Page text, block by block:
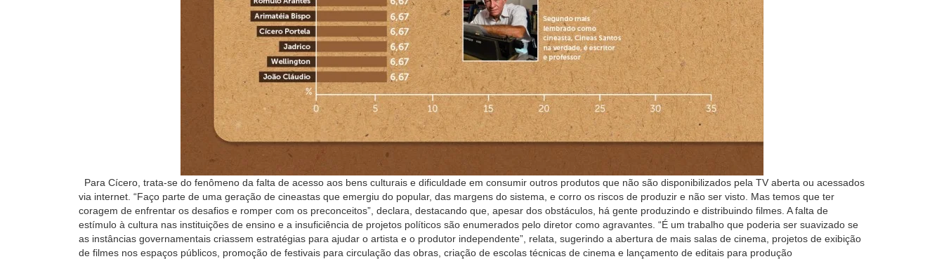
Para Cícero, trata-se do fenômeno da falta de acesso aos bens culturais e dificuldade em consumir outros produtos que não são disponibilizados pela TV aberta ou acessados
via internet. “Faço parte de uma geração de cineastas que emergiu do popular, das margens do sistema, e corro os riscos de produzir e não ser visto. Mas temos que ter
coragem de enfrentar os desafios e romper com os preconceitos”, declara, destacando que, apesar dos obstáculos, há gente produzindo e distribuindo filmes. A falta de
estímulo à cultura nas instituições de ensino e a insuficiência de projetos políticos são enumerados pelo diretor como agravantes. “É um trabalho que poderia ser suavizado se
as instâncias governamentais criassem estratégias para ajudar o artista e o produtor independente”, relata, sugerindo a abertura de mais salas de cinema, projetos de exibição
de filmes nos espaços públicos, promoção de festivais para circulação das obras, criação de escolas técnicas de cinema e lançamento de editais para produção